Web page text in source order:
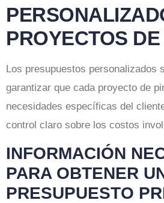
PROYECTOS
Los presupuestos personalizados
garantizar que cada proyecto de
necesidades específicas del
control claro sobre los costos
INFORMACIÓN
PARA OBTENER
PRESUPUESTO